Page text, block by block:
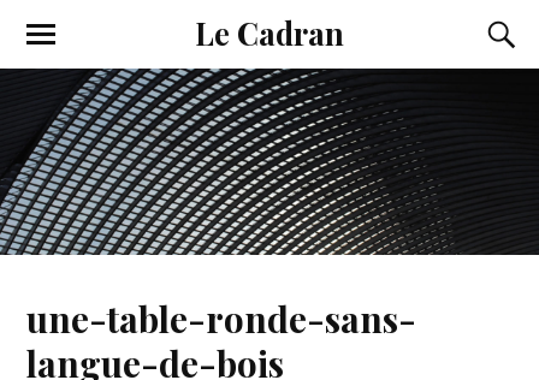
Le Cadran
une-table-ronde-sans-
langue-de-bois